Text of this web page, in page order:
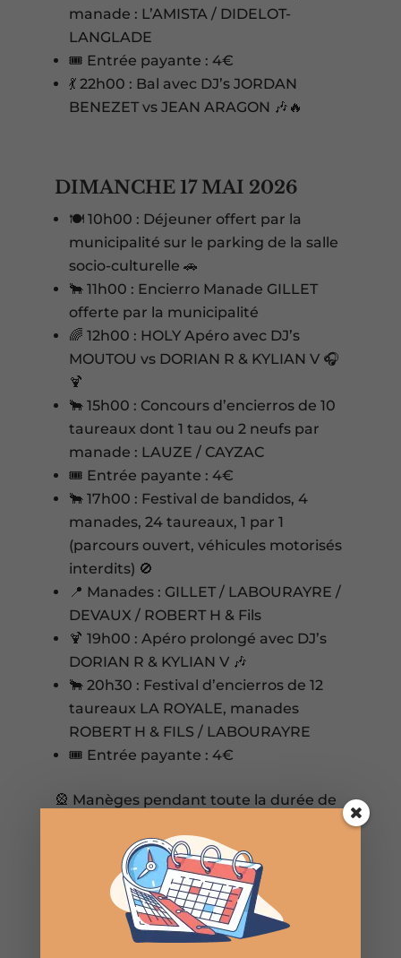
manade : L’AMISTA / DIDELOT-
LANGLADE
🎟️ Entrée payante : 4€
💃 22h00 : Bal avec DJ’s JORDAN
BENEZET vs JEAN ARAGON 🎶🔥
DIMANCHE 17 MAI 2026
🍽️ 10h00 : Déjeuner offert par la
municipalité sur le parking de la salle
socio-culturelle 🚗
🐂 11h00 : Encierro Manade GILLET
offerte par la municipalité
🌈 12h00 : HOLY Apéro avec DJ’s
MOUTOU vs DORIAN R & KYLIAN V 🎧
🍹
🐂 15h00 : Concours d’encierros de 10
taureaux dont 1 tau ou 2 neufs par
manade : LAUZE / CAYZAC
🎟️ Entrée payante : 4€
🐂 17h00 : Festival de bandidos, 4
manades, 24 taureaux, 1 par 1
(parcours ouvert, véhicules motorisés
interdits) 🚫
📍 Manades : GILLET / LABOURAYRE /
DEVAUX / ROBERT H & Fils
🍹 19h00 : Apéro prolongé avec DJ’s
DORIAN R & KYLIAN V 🎶
🐂 20h30 : Festival d’encierros de 12
taureaux LA ROYALE, manades
ROBERT H & FILS / LABOURAYRE
🎟️ Entrée payante : 4€
🎡 Manèges pendant toute la durée de
La municipalité se réserve le droit de
modifier ou d’annuler le programme.
La municipalité et les manades ne
répondent pas aux accidents.